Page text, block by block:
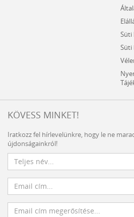
Süti
Süti
KÖVESS MINKET!
Iratkozz fel hírlevelünkre, hogy le ne
újdonságainkról!